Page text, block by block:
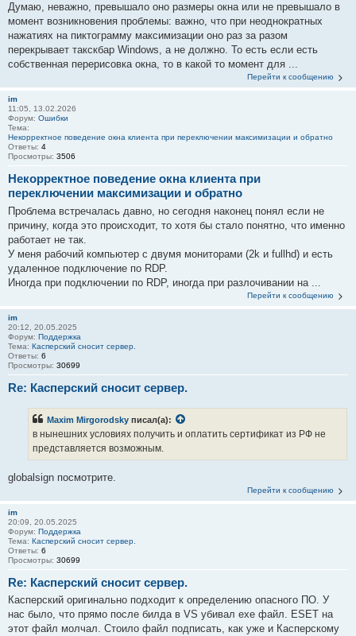
Думаю, неважно, превышало оно размеры окна или не превышало в
момент возникновения проблемы: важно, что при неоднократных
нажатиях на пиктограмму максимизации оно раз за разом
перекрывает такскбар Windows, а не должно. То есть если есть
собственная перерисовка окна, то в какой то момент для ...
Перейти к сообщению
im
11:05, 13.02.2026
Форум: Ошибки
Тема:
Некорректное поведение окна клиента при переключении максимизации и обратно
Ответы: 4
Просмотры: 3506
Некорректное поведение окна клиента при
переключении максимизации и обратно
Проблема встречалась давно, но сегодня наконец понял если не
причину, когда это происходит, то хотя бы стало понятно, что именно
работает не так.
У меня рабочий компьютер с двумя мониторами (2k и fullhd) и есть
удаленное подключение по RDP.
Иногда при подключении по RDP, иногда при разлочивании на ...
Перейти к сообщению
im
20:12, 20.05.2025
Форум: Поддержка
Тема: Касперский сносит сервер.
Ответы: 6
Просмотры: 30699
Re: Касперский сносит сервер.
Maxim Mirgorodsky писал(а):
в нынешних условиях получить и оплатить сертификат из РФ не
представляется возможным.
globalsign посмотрите.
Перейти к сообщению
im
20:09, 20.05.2025
Форум: Поддержка
Тема: Касперский сносит сервер.
Ответы: 6
Просмотры: 30699
Re: Касперский сносит сервер.
Касперский оригинально подходит к определению опасного ПО. У
нас было, что прямо после билда в VS убивал exe файл. ESET на
этот файл молчал. Стоило файл подписать, как уже и Касперскому